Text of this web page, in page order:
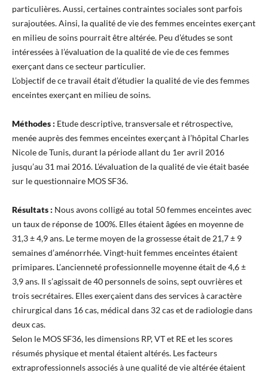
particulières. Aussi, certaines contraintes sociales sont parfois
surajoutées. Ainsi, la qualité de vie des femmes enceintes exerçant
en milieu de soins pourrait être altérée. Peu d’études se sont
intéressées à l’évaluation de la qualité de vie de ces femmes
exerçant dans ce secteur particulier.
L’objectif de ce travail était d’étudier la qualité de vie des femmes
enceintes exerçant en milieu de soins.
Méthodes : Etude descriptive, transversale et rétrospective,
menée auprès des femmes enceintes exerçant à l’hôpital Charles
Nicole de Tunis, durant la période allant du 1er avril 2016
jusqu’au 31 mai 2016. L’évaluation de la qualité de vie était basée
sur le questionnaire MOS SF36.
Résultats : Nous avons colligé au total 50 femmes enceintes avec
un taux de réponse de 100%. Elles étaient âgées en moyenne de
31,3 ± 4,9 ans. Le terme moyen de la grossesse était de 21,7 ± 9
semaines d’aménorrhée. Vingt-huit femmes enceintes étaient
primipares. L’ancienneté professionnelle moyenne était de 4,6 ±
3,9 ans. Il s’agissait de 40 personnels de soins, sept ouvrières et
trois secrétaires. Elles exerçaient dans des services à caractère
chirurgical dans 16 cas, médical dans 32 cas et de radiologie dans
deux cas.
Selon le MOS SF36, les dimensions RP, VT et RE et les scores
résumés physique et mental étaient altérés. Les facteurs
extraprofessionnels associés à une qualité de vie altérée étaient